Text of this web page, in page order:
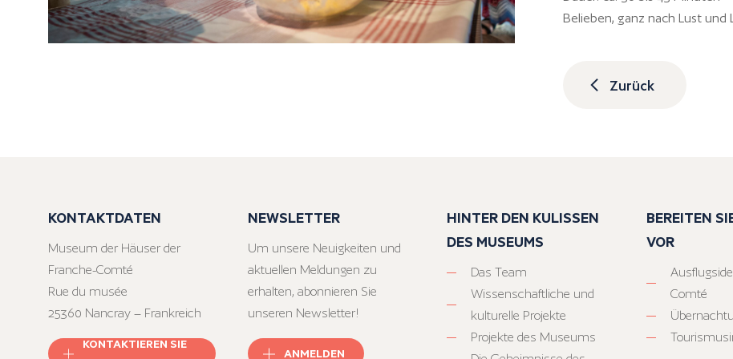
Belieben, ganz nach Lust und
Zurück
KONTAKTDATEN
Museum der Häuser der
Franche-Comté
Rue du musée
25360 Nancray – Frankreich
KONTAKTIEREN SIE
NEWSLETTER
Um unsere Neuigkeiten und
aktuellen Meldungen zu
erhalten, abonnieren Sie
unseren Newsletter!
ANMELDEN
HINTER DEN KULISSEN
DES MUSEUMS
Das Team
Wissenschaftliche und
kulturelle Projekte
Projekte des Museums
BEREITEN
VOR
Comté